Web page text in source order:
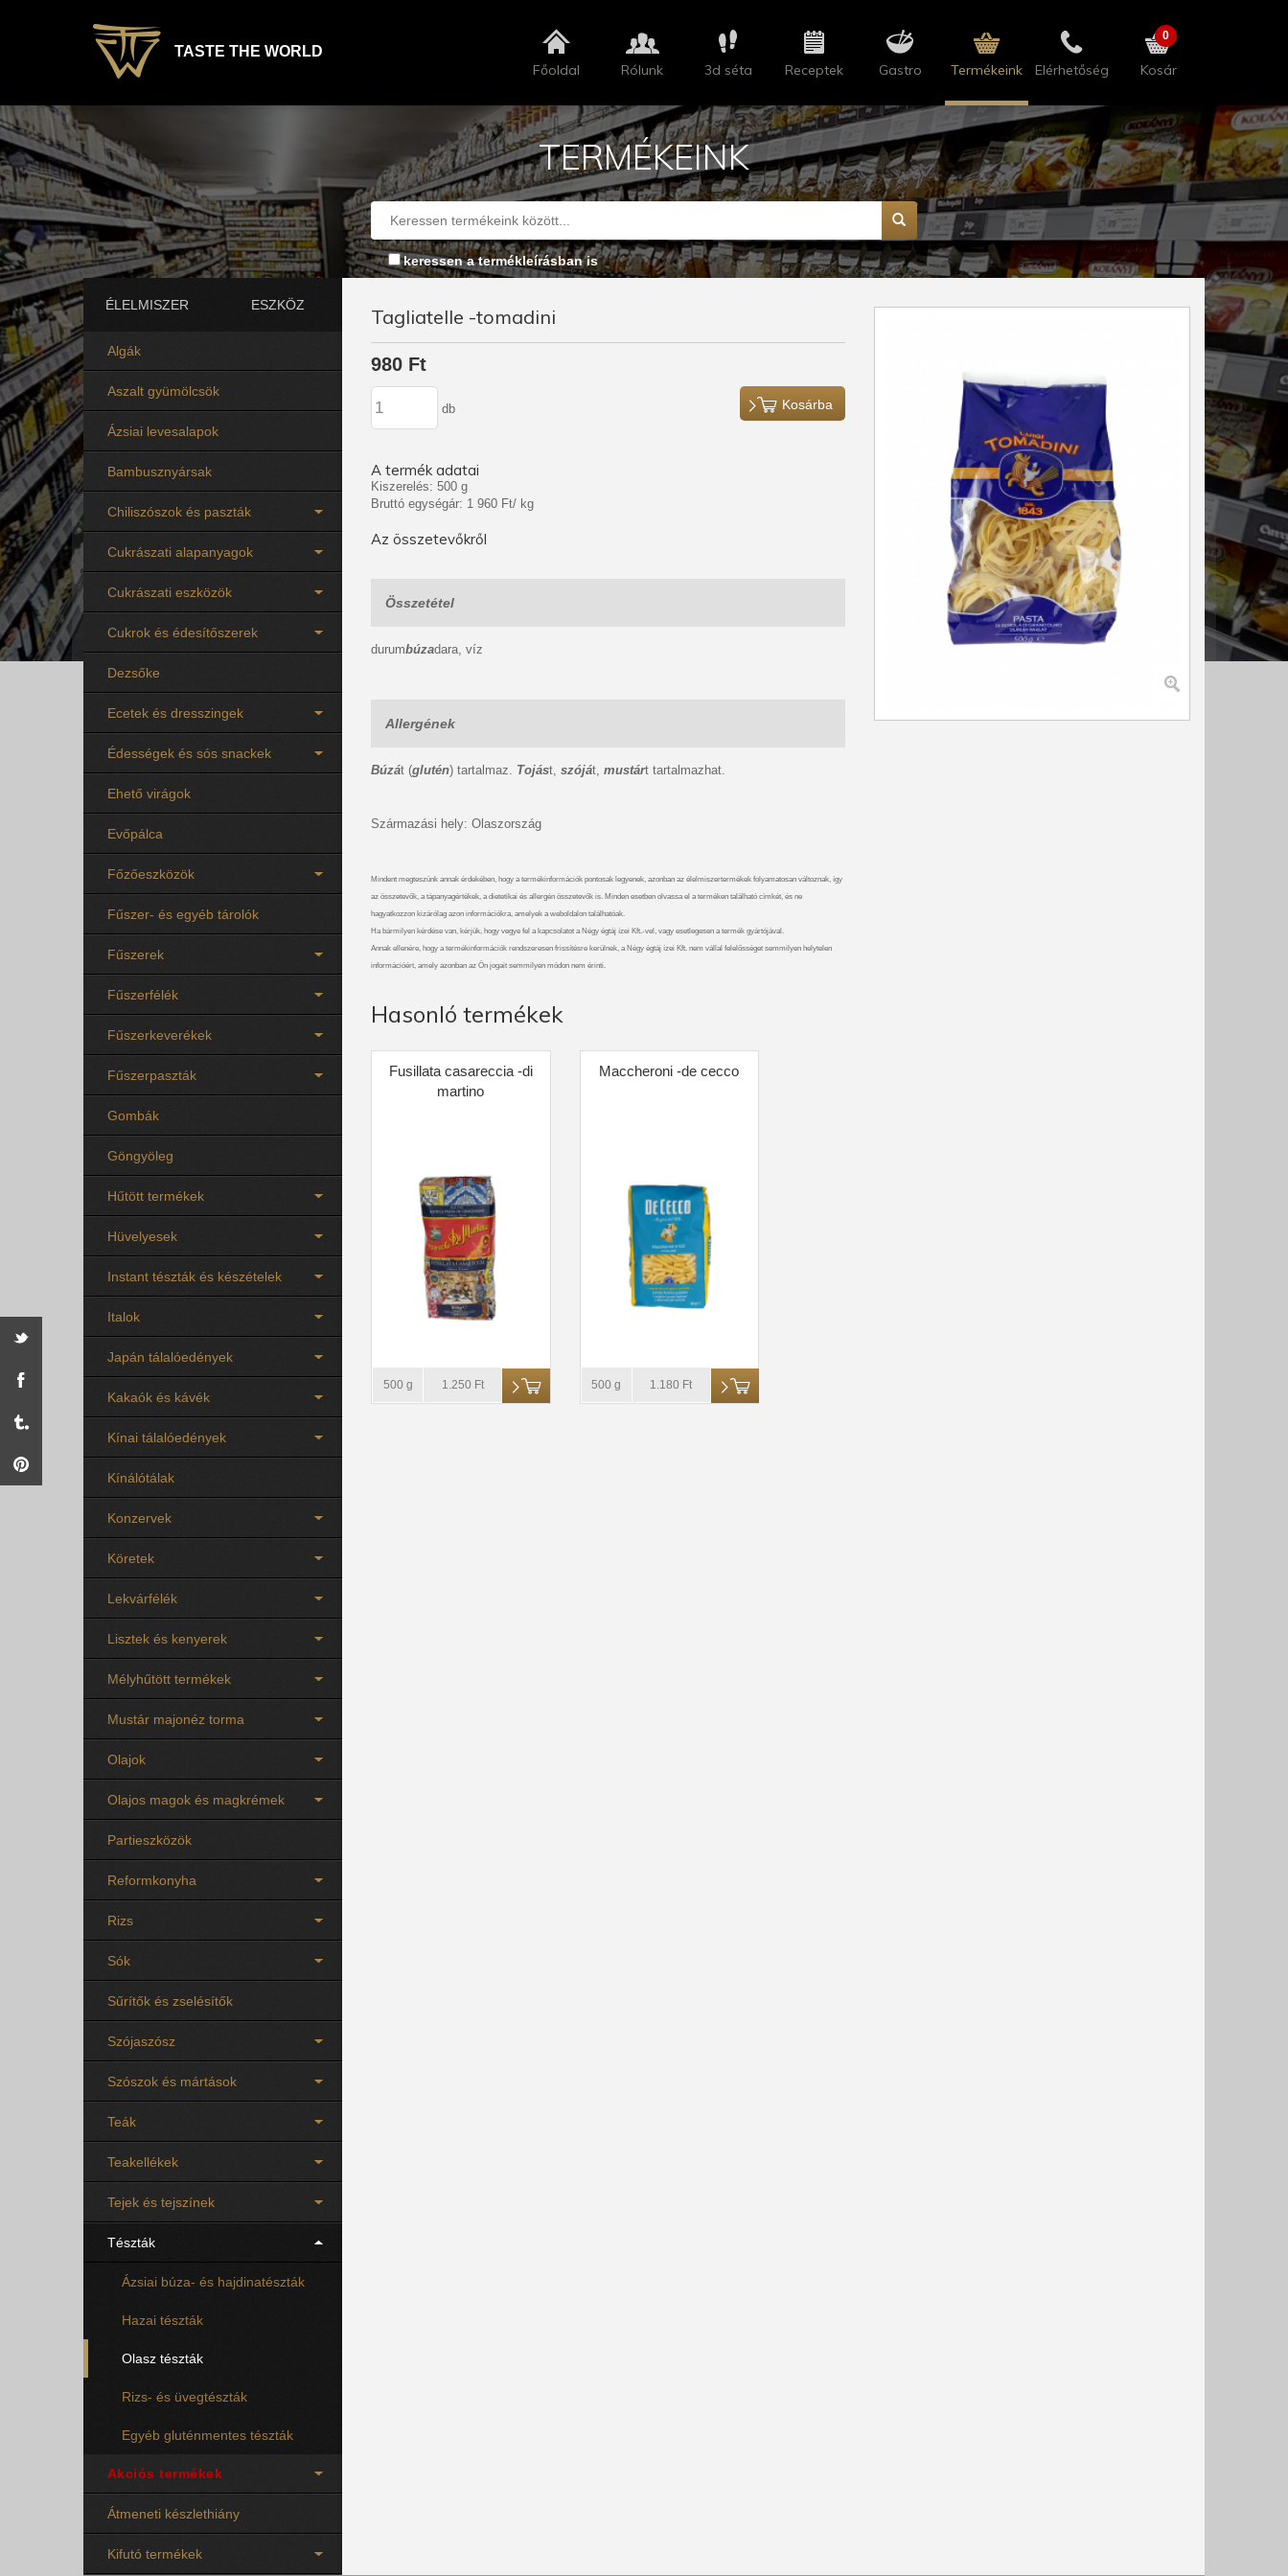
TASTE THE WORLD
Főoldal Rólunk 3d séta Receptek Gastro Termékeink Elérhetőség Kosár
0
TERMÉKEINK
keressen a termékleírásban is
ÉLELMISZER ESZKÖZ
Algák
Aszalt gyümölcsök
Ázsiai levesalapok
Bambusznyársak
Chiliszószok és paszták
Cukrászati alapanyagok
Cukrászati eszközök
Cukrok és édesítőszerek
Dezsőke
Ecetek és dresszingek
Édességek és sós snackek
Ehető virágok
Evőpálca
Főzőeszközök
Fűszer- és egyéb tárolók
Fűszerek
Fűszerfélék
Fűszerkeverékek
Fűszerpaszták
Gombák
Göngyöleg
Hűtött termékek
Hüvelyesek
Instant tészták és készételek
Italok
Japán tálalóedények
Kakaók és kávék
Kínai tálalóedények
Kínálótálak
Konzervek
Köretek
Lekvárfélék
Lisztek és kenyerek
Mélyhűtött termékek
Mustár majonéz torma
Olajok
Olajos magok és magkrémek
Partieszközök
Reformkonyha
Rizs
Sók
Sűrítők és zselésítők
Szójaszósz
Szószok és mártások
Teák
Teakellékek
Tejek és tejszínek
Tészták
Ázsiai búza- és hajdinatészták
Hazai tészták
Olasz tészták
Rizs- és üvegtészták
Egyéb gluténmentes tészták
Akciós termékek
Átmeneti készlethiány
Kifutó termékek
Tagliatelle -tomadini
980 Ft
db Kosárba
A termék adatai
Kiszerelés: 500 g
Bruttó egységár: 1 960 Ft/ kg
Az összetevőkről
Összetétel
durumbúzadara, víz
Allergének
Búzát (glutén) tartalmaz. Tojást, szóját, mustárt tartalmazhat.
Származási hely: Olaszország
Mindent megteszünk annak érdekében, hogy a termékinformációk pontosak legyenek, azonban az élelmiszertermékek folyamatosan változnak, így
az összetevők, a tápanyagértékek, a dietetikai és allergén összetevők is. Minden esetben olvassa el a terméken található címkét, és ne
hagyatkozzon kizárólag azon információkra, amelyek a weboldalon találhatóak.
Ha bármilyen kérdése van, kérjük, hogy vegye fel a kapcsolatot a Négy égtáj ízei Kft.-vel, vagy esetlegesen a termék gyártójával.
Annak ellenére, hogy a termékinformációk rendszeresen frissítésre kerülnek, a Négy égtáj ízei Kft. nem vállal felelősséget semmilyen helytelen
információért, amely azonban az Ön jogait semmilyen módon nem érinti.
Hasonló termékek
Fusillata casareccia -di
martino
500 g 1.250 Ft
Maccheroni -de cecco
500 g 1.180 Ft